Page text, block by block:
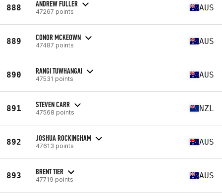
888 ANDREW FULLER
47267 points AUS
889 CONOR MCKEOWN
47487 points AUS
890 RANGI TUWHANGAI
47531 points AUS
891 STEVEN CARR
47568 points NZL
892 JOSHUA ROCKINGHAM
47613 points AUS
893 BRENT TIER
47719 points AUS